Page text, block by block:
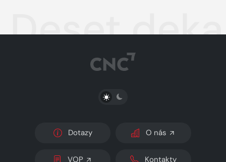
Deset
PŘEPNOUT SVĚTLÝ/TMAVÝ REŽIM
Dotazy O nás
VOP Kontakty